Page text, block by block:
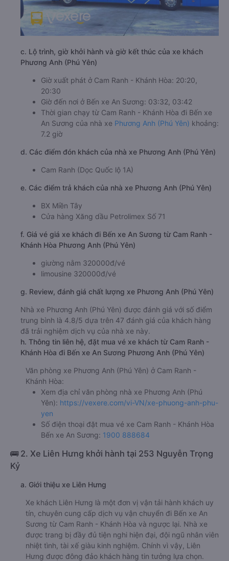
c. Lộ trình, giờ khởi hành và giờ kết thúc của xe khách
Phương Anh (Phú Yên)
Giờ xuất phát ở Cam Ranh - Khánh Hòa: 20:20,
20:30
Giờ đến nơi ở Bến xe An Sương: 03:32, 03:42
Thời gian chạy từ Cam Ranh - Khánh Hòa đi Bến xe
An Sương của nhà xe Phương Anh (Phú Yên) khoảng:
7.2 giờ
d. Các điểm đón khách của nhà xe Phương Anh (Phú Yên)
Cam Ranh (Dọc Quốc lộ 1A)
e. Các điểm trả khách của nhà xe Phương Anh (Phú Yên)
BX Miền Tây
Cửa hàng Xăng dầu Petrolimex Số 71
f. Giá vé giá xe khách đi Bến xe An Sương từ Cam Ranh -
Khánh Hòa Phương Anh (Phú Yên)
giường nằm 320000đ/vé
limousine 320000đ/vé
g. Review, đánh giá chất lượng xe Phương Anh (Phú Yên)
Nhà xe Phương Anh (Phú Yên) được đánh giá với số điểm
trung bình là 4.8/5 dựa trên 47 đánh giá của khách hàng
đã trải nghiệm dịch vụ của nhà xe này.
h. Thông tin liên hệ, đặt mua vé xe khách từ Cam Ranh -
Khánh Hòa đi Bến xe An Sương Phương Anh (Phú Yên)
Văn phòng xe Phương Anh (Phú Yên) ở Cam Ranh -
Khánh Hòa:
Xem địa chỉ văn phòng nhà xe Phương Anh (Phú
Yên): https://vexere.com/vi-VN/xe-phuong-anh-phu-
yen
Số điện thoại đặt mua vé xe Cam Ranh - Khánh Hòa
Bến xe An Sương: 1900 888684
🚌 2. Xe Liên Hưng khởi hành tại 253 Nguyễn Trọng
Kỷ
a. Giới thiệu xe Liên Hưng
Xe khách Liên Hưng là một đơn vị vận tải hành khách uy
tín, chuyên cung cấp dịch vụ vận chuyển đi Bến xe An
Sương từ Cam Ranh - Khánh Hòa và ngược lại. Nhà xe
được trang bị đầy đủ tiện nghi hiện đại, đội ngũ nhân viên
nhiệt tình, tài xế giàu kinh nghiệm. Chính vì vậy, Liên
Hưng được đông đảo khách hàng tin tưởng lựa chọn.